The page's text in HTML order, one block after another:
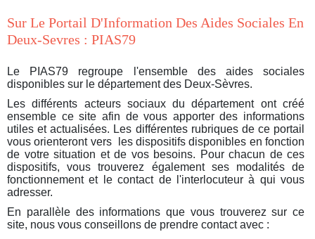
Sur Le Portail D'Information Des Aides Sociales En
Deux-Sevres : PIAS79
Le PIAS79 regroupe l'ensemble des aides sociales
disponibles sur le département des Deux-Sèvres.
Les différents acteurs sociaux du département ont créé
ensemble ce site afin de vous apporter des informations
utiles et actualisées. Les différentes rubriques de ce portail
vous orienteront vers les dispositifs disponibles en fonction
de votre situation et de vos besoins. Pour chacun de ces
dispositifs, vous trouverez également ses modalités de
fonctionnement et le contact de l'interlocuteur à qui vous
adresser.
En parallèle des informations que vous trouverez sur ce
site, nous vous conseillons de prendre contact avec :